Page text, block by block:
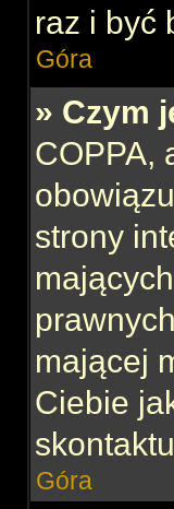
raz i być
Góra
» Czym
COPPA,
strony
mającej
Ciebie
Góra